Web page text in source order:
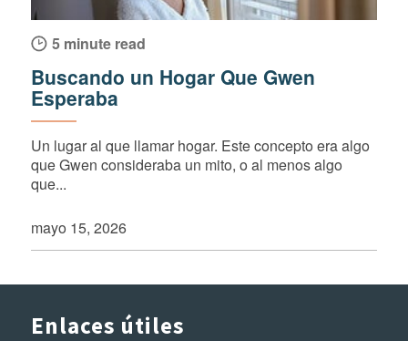
5 minute read
Buscando un Hogar Que Gwen
Esperaba
Un lugar al que llamar hogar. Este concepto era algo
que Gwen consideraba un mito, o al menos algo
que...
mayo 15, 2026
Enlaces útiles